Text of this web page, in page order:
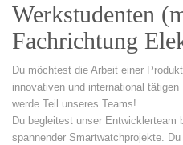
Werkstudenten
Fachrichtung
Du möchtest die Arbeit einer
innovativen und international
werde Teil unseres Teams!
Du begleitest unser Entwicklerteam
spannender Smartwatchprojekte.